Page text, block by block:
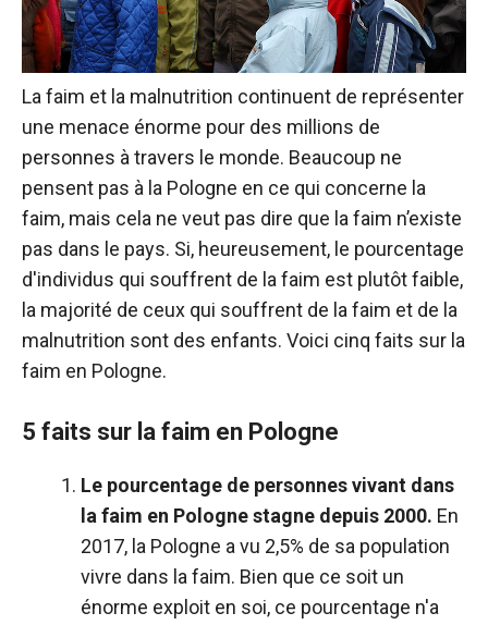
La faim et la malnutrition continuent de représenter
une menace énorme pour des millions de
personnes à travers le monde. Beaucoup ne
pensent pas à la Pologne en ce qui concerne la
faim, mais cela ne veut pas dire que la faim n’existe
pas dans le pays. Si, heureusement, le pourcentage
d'individus qui souffrent de la faim est plutôt faible,
la majorité de ceux qui souffrent de la faim et de la
malnutrition sont des enfants. Voici cinq faits sur la
faim en Pologne.
5 faits sur la faim en Pologne
Le pourcentage de personnes vivant dans
la faim en Pologne stagne depuis 2000. En
2017, la Pologne a vu 2,5% de sa population
vivre dans la faim. Bien que ce soit un
énorme exploit en soi, ce pourcentage n'a